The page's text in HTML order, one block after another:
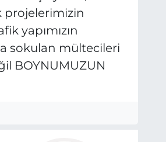
projelerimizin
yapımızın
sokulan mültecileri
BOYNUMUZUN